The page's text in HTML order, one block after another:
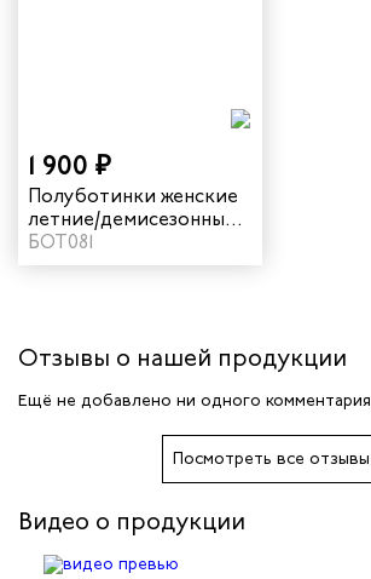
1 900 ₽
Полуботинки женские
летние/демисезонные
"Инженер" цвет
черный
БОТ081
Отзывы о нашей продукции
Ещё не добавлено ни одного комментария
Посмотреть все отзывы
Видео о продукции